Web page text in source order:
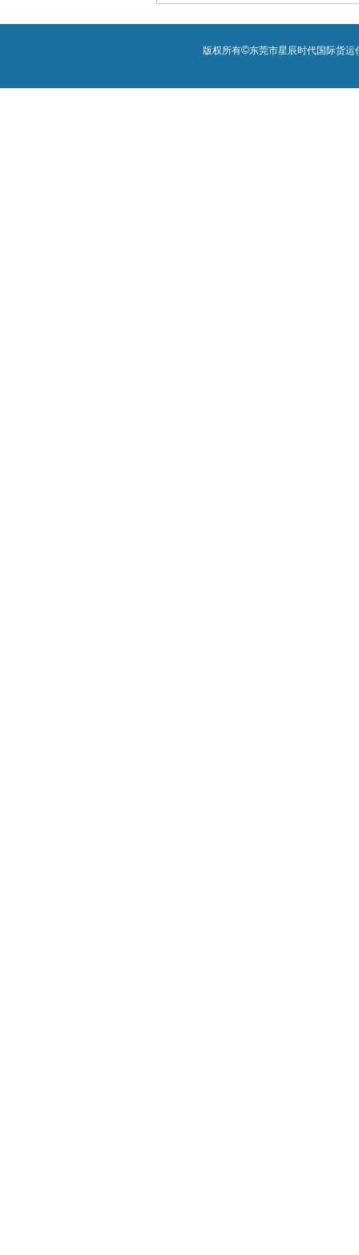
版权所有©东莞市星辰时代国际货